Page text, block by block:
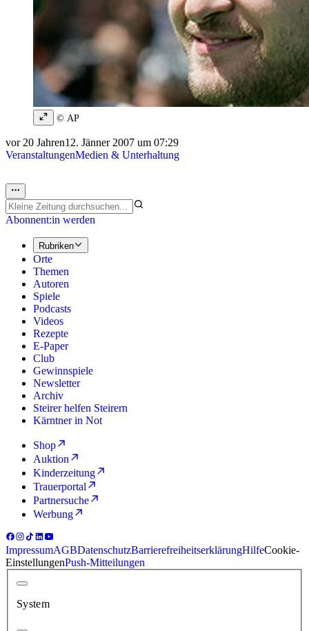
© AP
vor 20 Jahren12. Jänner 2007 um 07:29
VeranstaltungenMedien & Unterhaltung
Abonnent:in werden
Rubriken
Orte
Themen
Autoren
Spiele
Podcasts
Videos
Rezepte
E-Paper
Club
Gewinnspiele
Newsletter
Archiv
Steirer helfen Steirern
Kärntner in Not
Shop
Auktion
Kinderzeitung
Trauerportal
Partnersuche
Werbung
ImpressumAGBDatenschutzBarrierefreiheitserklärungHilfeCookie-
EinstellungenPush-Mitteilungen
System